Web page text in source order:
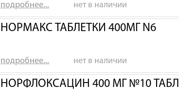
подробнее... нет в наличии
НОРМАКС ТАБЛЕТКИ 400МГ N6
подробнее... нет в наличии
НОРФЛОКСАЦИН 400 МГ №10 ТАБЛ